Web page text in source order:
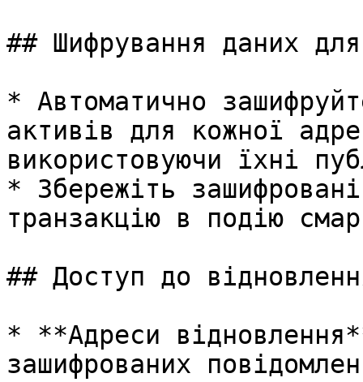
## Шифрування даних
* Автоматично
активів для кожної
використовуючи їхні
* Збережіть
транзакцію в подію
## Доступ до
* **Адреси
зашифрованих